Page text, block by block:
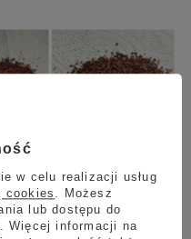
w celu realizacji usług
cookies . Możesz
lub dostępu do
Więcej informacji na